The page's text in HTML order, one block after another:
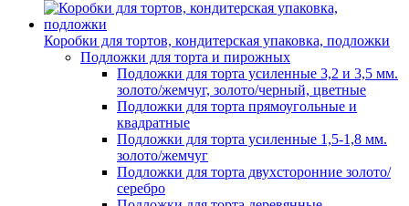
Коробки для тортов, кондитерская упаковка, подложки
Подложки для торта и пирожных
Подложки для торта усиленные 3,2 и 3,5 мм.
золото/жемчуг, золото/черный, цветные
Подложки для торта прямоугольные и
квадратные
Подложки для торта усиленные 1,5-1,8 мм.
золото/жемчуг
Подложки для торта двухсторонние золото/
серебро